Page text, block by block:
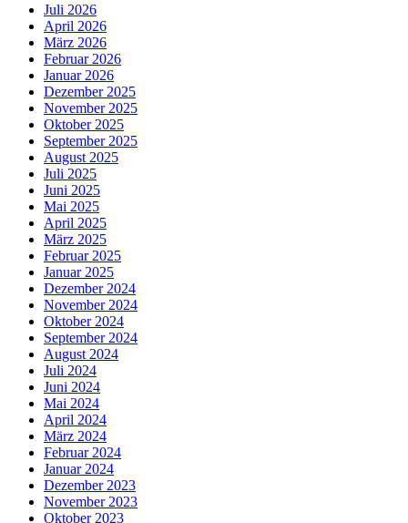
Juli 2026
April 2026
März 2026
Februar 2026
Januar 2026
Dezember 2025
November 2025
Oktober 2025
September 2025
August 2025
Juli 2025
Juni 2025
Mai 2025
April 2025
März 2025
Februar 2025
Januar 2025
Dezember 2024
November 2024
Oktober 2024
September 2024
August 2024
Juli 2024
Juni 2024
Mai 2024
April 2024
März 2024
Februar 2024
Januar 2024
Dezember 2023
November 2023
Oktober 2023